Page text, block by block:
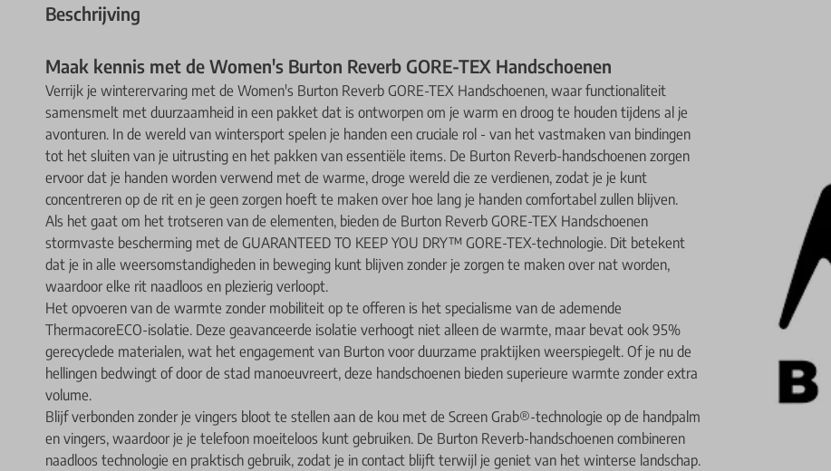
Beschrijving
Maak kennis met de Women's Burton Reverb GORE-TEX Handschoenen
Verrijk je winterervaring met de Women's Burton Reverb GORE-TEX Handschoenen, waar functionaliteit
samensmelt met duurzaamheid in een pakket dat is ontworpen om je warm en droog te houden tijdens al je
avonturen. In de wereld van wintersport spelen je handen een cruciale rol - van het vastmaken van bindingen
tot het sluiten van je uitrusting en het pakken van essentiële items. De Burton Reverb-handschoenen zorgen
ervoor dat je handen worden verwend met de warme, droge wereld die ze verdienen, zodat je je kunt
concentreren op de rit en je geen zorgen hoeft te maken over hoe lang je handen comfortabel zullen blijven.
Als het gaat om het trotseren van de elementen, bieden de Burton Reverb GORE-TEX Handschoenen
stormvaste bescherming met de GUARANTEED TO KEEP YOU DRY™ GORE-TEX-technologie. Dit betekent
dat je in alle weersomstandigheden in beweging kunt blijven zonder je zorgen te maken over nat worden,
waardoor elke rit naadloos en plezierig verloopt.
Het opvoeren van de warmte zonder mobiliteit op te offeren is het specialisme van de ademende
ThermacoreECO-isolatie. Deze geavanceerde isolatie verhoogt niet alleen de warmte, maar bevat ook 95%
gerecyclede materialen, wat het engagement van Burton voor duurzame praktijken weerspiegelt. Of je nu de
hellingen bedwingt of door de stad manoeuvreert, deze handschoenen bieden superieure warmte zonder extra
volume.
Blijf verbonden zonder je vingers bloot te stellen aan de kou met de Screen Grab®-technologie op de handpalm
en vingers, waardoor je je telefoon moeiteloos kunt gebruiken. De Burton Reverb-handschoenen combineren
naadloos technologie en praktisch gebruik, zodat je in contact blijft terwijl je geniet van het winterse landschap.